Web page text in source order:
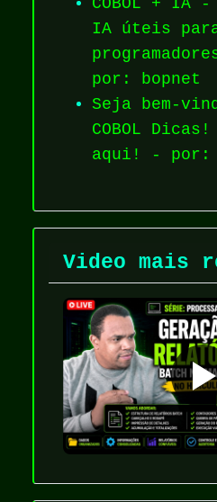
COBOL + IA
IA úteis
por: bopnet
Seja bem-
COBOL
aqui! - por:
Video mais